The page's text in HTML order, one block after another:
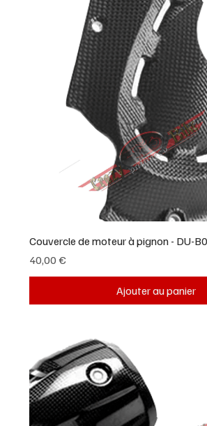
Couvercle de moteur à pignon - DU-
Prix
40,00 €
Ajouter au panier